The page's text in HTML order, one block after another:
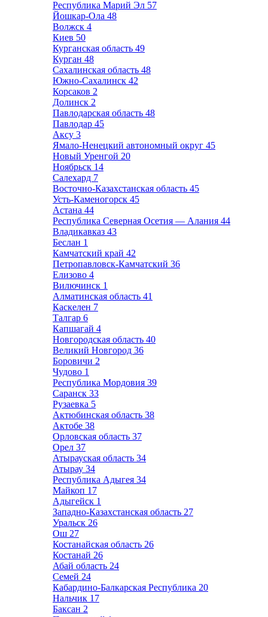
Республика Марий Эл 57
Йошкар-Ола 48
Волжск 4
Киев 50
Курганская область 49
Курган 48
Сахалинская область 48
Южно-Сахалинск 42
Корсаков 2
Долинск 2
Павлодарская область 48
Павлодар 45
Аксу 3
Ямало-Ненецкий автономный округ 45
Новый Уренгой 20
Ноябрьск 14
Салехард 7
Восточно-Казахстанская область 45
Усть-Каменогорск 45
Астана 44
Республика Северная Осетия — Алания 44
Владикавказ 43
Беслан 1
Камчатский край 42
Петропавловск-Камчатский 36
Елизово 4
Вилючинск 1
Алматинская область 41
Каскелен 7
Талгар 6
Капшагай 4
Новгородская область 40
Великий Новгород 36
Боровичи 2
Чудово 1
Республика Мордовия 39
Саранск 33
Рузаевка 5
Актюбинская область 38
Актобе 38
Орловская область 37
Орел 37
Атырауская область 34
Атырау 34
Республика Адыгея 34
Майкоп 17
Адыгейск 1
Западно-Казахстанская область 27
Уральск 26
Ош 27
Костанайская область 26
Костанай 26
Абай область 24
Семей 24
Кабардино-Балкарская Республика 20
Нальчик 17
Баксан 2